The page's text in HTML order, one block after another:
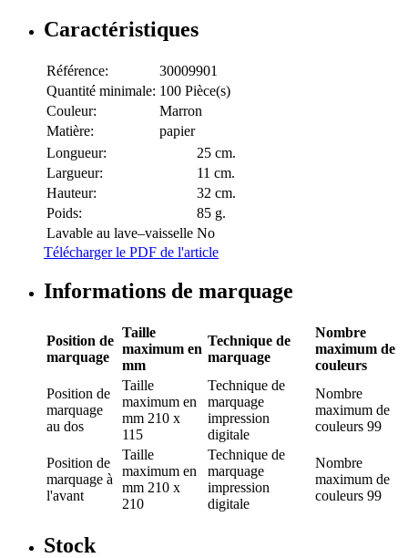
Caractéristiques
Référence:
30009901
Quantité minimale: 100 Pièce(s)
Couleur:
Marron
Matière:
papier
Longueur:
25 cm.
Largueur:
11 cm.
Hauteur:
32 cm.
Poids:
85 g.
Lavable au lave–vaisselle No
Télécharger le PDF de l'article
Informations de marquage
Position de
marquage
Taille
maximum en
mm
Technique de
marquage
Nombre
maximum de
couleurs
Position de
marquage
au dos
Taille
maximum en
mm 210 x
115
Technique de
marquage
impression
digitale
Nombre
maximum de
couleurs 99
Position de
marquage à
l'avant
Taille
maximum en
mm 210 x
210
Technique de
marquage
impression
digitale
Nombre
maximum de
couleurs 99
Stock